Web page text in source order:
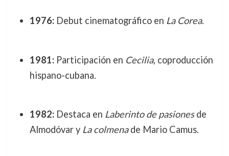
1976:Debut cinematográfico en La Corea.
1981:Participación en Cecilia, coproducción
hispano-cubana.
1982:Destaca en Laberinto de pasionesde
Almodóvar y La colmenade Mario Camus.